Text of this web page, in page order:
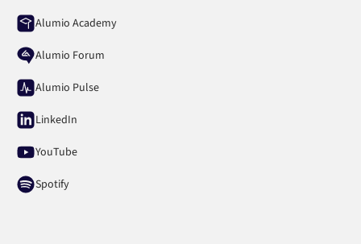
Alumio Academy
Alumio Forum
Alumio Pulse
LinkedIn
YouTube
Spotify